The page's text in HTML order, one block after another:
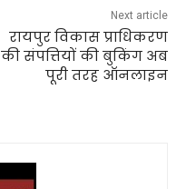
Next article
रायपुर विकास प्राधिकरण
की संपत्तियों की बुकिंग अब
पूरी तरह ऑनलाइन